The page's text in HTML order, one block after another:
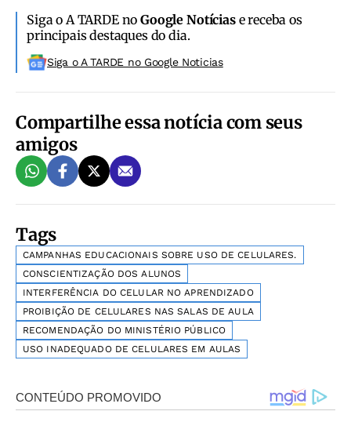
Siga o A TARDE noGoogle Notíciase receba os
principais destaques do dia.
Siga o A TARDE no Google Noticias
Compartilhe essa notícia com seus
amigos
Tags
CAMPANHAS EDUCACIONAIS SOBRE USO DE CELULARES.
CONSCIENTIZAÇÃO DOS ALUNOS
INTERFERÊNCIA DO CELULAR NO APRENDIZADO
PROIBIÇÃO DE CELULARES NAS SALAS DE AULA
RECOMENDAÇÃO DO MINISTÉRIO PÚBLICO
USO INADEQUADO DE CELULARES EM AULAS